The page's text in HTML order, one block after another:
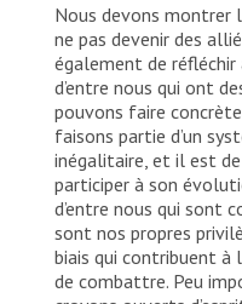
Nous devons montrer
ne pas devenir des
également de réfléchir
d’entre nous qui ont
pouvons faire
faisons partie d’un
inégalitaire, et il est
participer à son
d’entre nous qui sont
sont nos propres
biais qui contribuent à
de combattre. Peu